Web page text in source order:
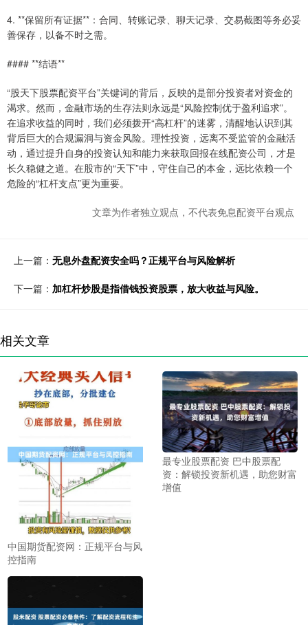
4. **保留所有证据**：合同、转账记录、聊天记录、交易截图等务必妥
善保存，以备不时之需。
#### **结语**
“股天下股票配资平台”关键词的背后，反映的是部分投资者对资金的
渴求。然而，金融市场的生存法则永远是“风险控制优于盈利追求”。
在追求收益的同时，我们必须拨开“高杠杆”的迷雾，清醒地认识到其
背后巨大的合规漏洞与资金风险。理性投资，远离不受监管的金融活
动，通过提升自身的投资认知和能力来获取回报在线配资公司，才是
长久稳健之道。在股市的“天下”中，守住自己的本金，远比依赖一个
危险的“杠杆支点”更为重要。
文章为作者独立观点，不代表免息配资平台观点
上一篇： 无息外盘配资安全吗？正规平台与风险解析
下一篇： 加杠杆炒股是指借钱投资股票，放大收益与风险。
相关文章
中国期货配资网：正规平台与风
控指南
最专业股票配资 巴中股票配
资：解锁投资新机遇，助您财富
增值